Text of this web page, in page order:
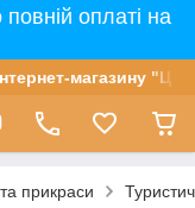
оплаті на
магазину
прикраси